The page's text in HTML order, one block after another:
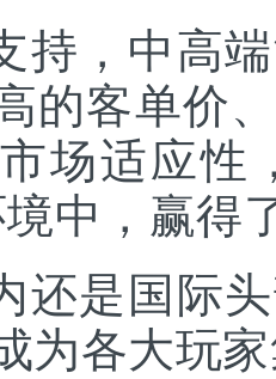
持，中高
的客单价
场适应性
中，赢得
还是国际
为各大玩